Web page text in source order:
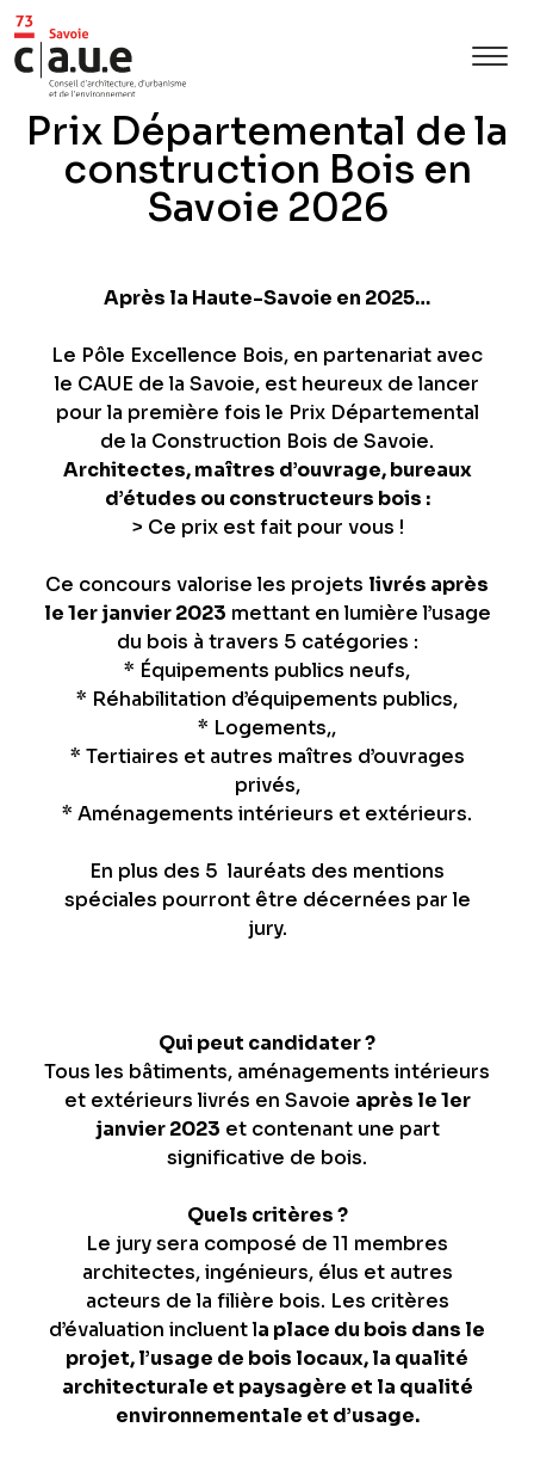
Prix Départemental de la
construction Bois en
Savoie 2026
Après la Haute-Savoie en 2025…
Le Pôle Excellence Bois, en partenariat avec
le CAUE de la Savoie, est heureux de lancer
pour la première fois le Prix Départemental
de la Construction Bois de Savoie.
Architectes, maîtres d’ouvrage, bureaux
d’études ou constructeurs bois :
> Ce prix est fait pour vous !
Ce concours valorise les projets livrés après
le 1er janvier 2023 mettant en lumière l’usage
du bois à travers 5 catégories :
* Équipements publics neufs,
* Réhabilitation d’équipements publics,
* Logements,,
* Tertiaires et autres maîtres d’ouvrages
privés,
* Aménagements intérieurs et extérieurs.
En plus des 5 lauréats des mentions
spéciales pourront être décernées par le
jury.
Qui peut candidater ?
Tous les bâtiments, aménagements intérieurs
et extérieurs livrés en Savoie après le 1er
janvier 2023 et contenant une part
significative de bois.
Quels critères ?
Le jury sera composé de 11 membres
architectes, ingénieurs, élus et autres
acteurs de la filière bois. Les critères
d’évaluation incluent la place du bois dans le
projet, l’usage de bois locaux, la qualité
architecturale et paysagère et la qualité
environnementale et d’usage.